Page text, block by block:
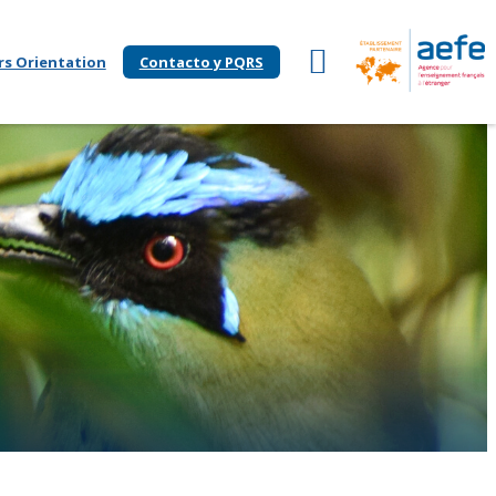
Orientation Contacto y PQRS